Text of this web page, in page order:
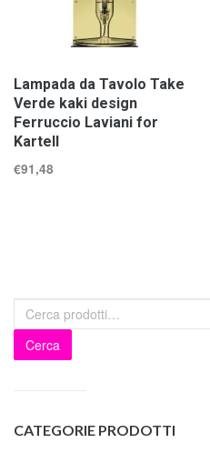
Lampada da Tavolo Take
Verde kaki design
Ferruccio Laviani for
Kartell
€91,48
Cerca
CATEGORIE PRODOTTI